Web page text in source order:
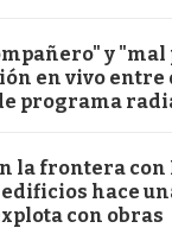
y
en vivo entre
programa
la frontera
hace
con obras